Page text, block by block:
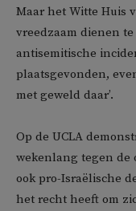
Maar het Witte Huis
vreedzaam dienen
antisemitische
plaatsgevonden,
met geweld daar’.
Op de UCLA
wekenlang tegen de
ook pro-Israëlische
het recht heeft om